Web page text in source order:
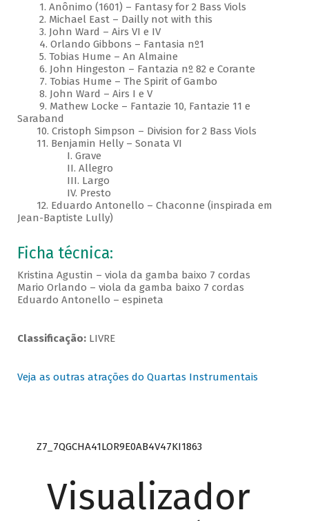
1. Anônimo (1601) – Fantasy for 2 Bass Viols
2. Michael East – Dailly not with this
3. John Ward – Airs VI e IV
4. Orlando Gibbons – Fantasia nº1
5. Tobias Hume – An Almaine
6. John Hingeston – Fantazia nº 82 e Corante
7. Tobias Hume – The Spirit of Gambo
8. John Ward – Airs I e V
9. Mathew Locke – Fantazie 10, Fantazie 11 e
Saraband
10. Cristoph Simpson – Division for 2 Bass Viols
11. Benjamin Helly – Sonata VI
I. Grave
II. Allegro
III. Largo
IV. Presto
12. Eduardo Antonello – Chaconne (inspirada em
Jean-Baptiste Lully)
Ficha técnica:
Kristina Agustin – viola da gamba baixo 7 cordas
Mario Orlando – viola da gamba baixo 7 cordas
Eduardo Antonello – espineta
Classificação:LIVRE
Veja as outras atrações do Quartas Instrumentais
Z7_7QGCHA41LOR9E0AB4V47KI1863
Visualizador